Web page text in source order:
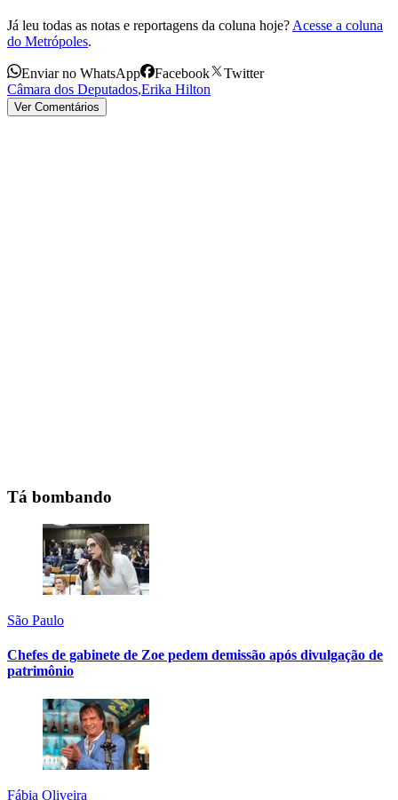
Já leu todas as notas e reportagens da coluna hoje? Acesse a coluna
do Metrópoles.
Enviar no WhatsApp Facebook
Twitter
Câmara dos Deputados,Erika Hilton
Ver Comentários
Tá bombando
São Paulo
Chefes de gabinete de Zoe pedem demissão após divulgação de
patrimônio
Fábia Oliveira